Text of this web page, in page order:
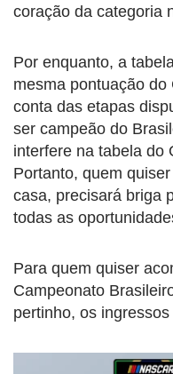
coração da categoria
Por enquanto, a
mesma pontuação
conta das etapas
ser campeão do
interfere na tabela do
Portanto, quem
casa, precisará briga
todas as
Para quem quiser
Campeonato
pertinho, os